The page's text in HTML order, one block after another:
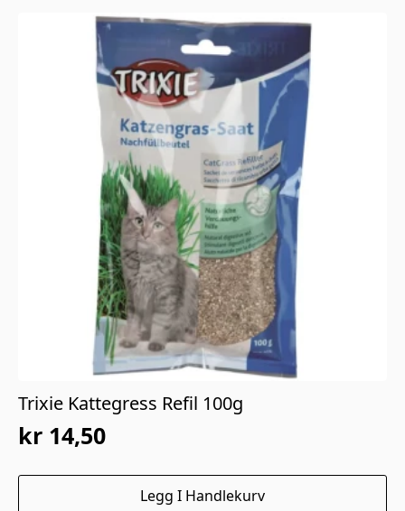
Trixie Kattegress Refil 100g
Opprinnelig
pris
kr 14,50
Nåværende
pris
Legg I Handlekurv